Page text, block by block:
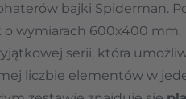
bajki Spiderman.
o wymiarach 600x400 mm.
serii, która
liczbie elementów w